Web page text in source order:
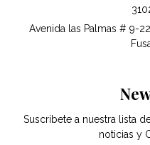
Avenida las Palmas # 9-
Suscríbete a nuestra lista
noticias y